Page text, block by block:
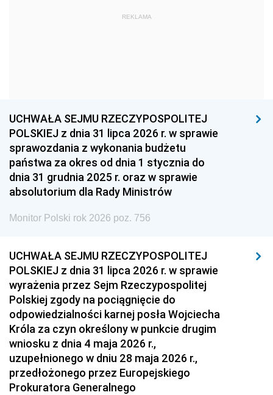
1959
1939 1938 1937
1936 1930
REKLAMA
UCHWAŁA SEJMU RZECZYPOSPOLITEJ
POLSKIEJ z dnia 31 lipca 2026 r. w sprawie
sprawozdania z wykonania budżetu
państwa za okres od dnia 1 stycznia do
dnia 31 grudnia 2025 r. oraz w sprawie
absolutorium dla Rady Ministrów
Monitor Polski rok 2026 poz. 756
UCHWAŁA SEJMU RZECZYPOSPOLITEJ
POLSKIEJ z dnia 31 lipca 2026 r. w sprawie
wyrażenia przez Sejm Rzeczypospolitej
Polskiej zgody na pociągnięcie do
odpowiedzialności karnej posła Wojciecha
Króla za czyn określony w punkcie drugim
wniosku z dnia 4 maja 2026 r.,
uzupełnionego w dniu 28 maja 2026 r.,
przedłożonego przez Europejskiego
Prokuratora Generalnego